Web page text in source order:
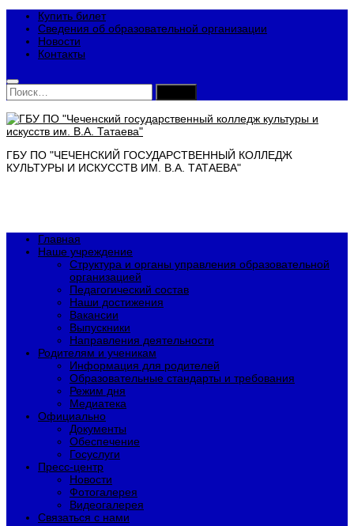
Купить билет
Сведения об образовательной организации
Новости
Контакты
Найти:
ГБУ ПО "ЧЕЧЕНСКИЙ ГОСУДАРСТВЕННЫЙ КОЛЛЕДЖ
КУЛЬТУРЫ И ИСКУССТВ ИМ. В.А. ТАТАЕВА"
Главная
Наше учреждение
Структура и органы управления образовательной
организацией
Педагогический состав
Наши достижения
Вакансии
Выпускники
Направления деятельности
Родителям и ученикам
Информация для родителей
Образовательные стандарты и требования
Режим дня
Медиатека
Официально
Документы
Обеспечение
Госуслуги
Пресс-центр
Новости
Фотогалерея
Видеогалерея
Связаться с нами